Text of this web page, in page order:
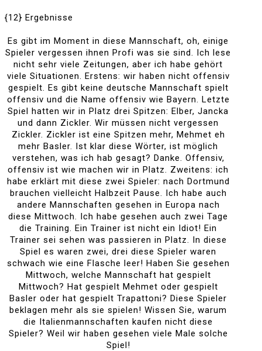
{12} Ergebnisse
Es gibt im Moment in diese Mannschaft, oh, einige
Spieler vergessen ihnen Profi was sie sind. Ich lese
nicht sehr viele Zeitungen, aber ich habe gehört
viele Situationen. Erstens: wir haben nicht offensiv
gespielt. Es gibt keine deutsche Mannschaft spielt
offensiv und die Name offensiv wie Bayern. Letzte
Spiel hatten wir in Platz drei Spitzen: Elber, Jancka
und dann Zickler. Wir müssen nicht vergessen
Zickler. Zickler ist eine Spitzen mehr, Mehmet eh
mehr Basler. Ist klar diese Wörter, ist möglich
verstehen, was ich hab gesagt? Danke. Offensiv,
offensiv ist wie machen wir in Platz. Zweitens: ich
habe erklärt mit diese zwei Spieler: nach Dortmund
brauchen vielleicht Halbzeit Pause. Ich habe auch
andere Mannschaften gesehen in Europa nach
diese Mittwoch. Ich habe gesehen auch zwei Tage
die Training. Ein Trainer ist nicht ein Idiot! Ein
Trainer sei sehen was passieren in Platz. In diese
Spiel es waren zwei, drei diese Spieler waren
schwach wie eine Flasche leer! Haben Sie gesehen
Mittwoch, welche Mannschaft hat gespielt
Mittwoch? Hat gespielt Mehmet oder gespielt
Basler oder hat gespielt Trapattoni? Diese Spieler
beklagen mehr als sie spielen! Wissen Sie, warum
die Italienmannschaften kaufen nicht diese
Spieler? Weil wir haben gesehen viele Male solche
Spiel!